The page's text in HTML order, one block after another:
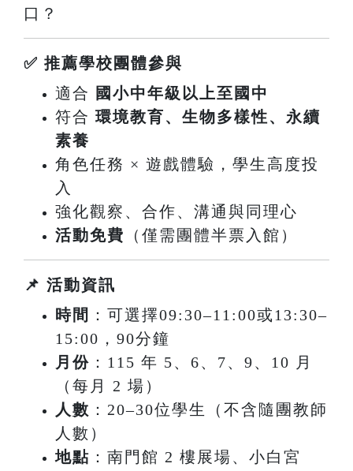
口？
✅ 推薦學校團體參與
適合 國小中年級以上至國中
符合 環境教育、生物多樣性、永續
素養
角色任務 × 遊戲體驗，學生高度投
入
強化觀察、合作、溝通與同理心
活動免費 （僅需團體半票入館）
📌 活動資訊
時間 ：可選擇09:30–11:00或13:30–
15:00，90分鐘
月份 ：115 年 5、6、7、9、10 月
（每月 2 場）
人數 ：20–30位學生
（不含隨團教師
人數）
地點 ：南門館 2 樓展場、小白宮